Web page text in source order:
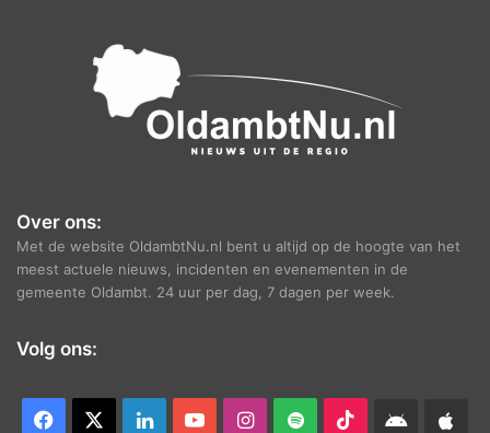
Over ons:
Met de website OldambtNu.nl bent u altijd op de hoogte van het
meest actuele nieuws, incidenten en evenementen in de
gemeente Oldambt. 24 uur per dag, 7 dagen per week.
Volg ons:
Facebook LinkedInYouTubeInstagram
Spotify TikTokAndroid